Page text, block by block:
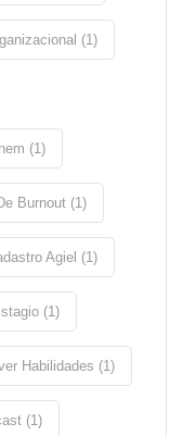
(1)
(1)
Burnout (1)
Agiel (1)
(1)
Habilidades (1)
(1)